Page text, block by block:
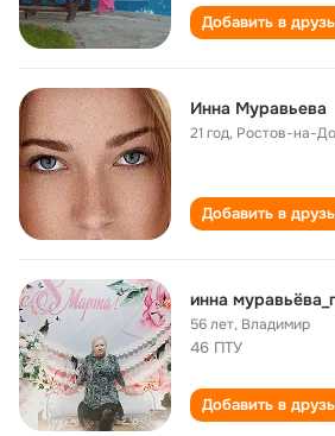
Добавить в
Инна Муравьева
21 год, Ростов-на-
Добавить в
инна
56 лет, Владимир
46 ПТУ
Добавить в